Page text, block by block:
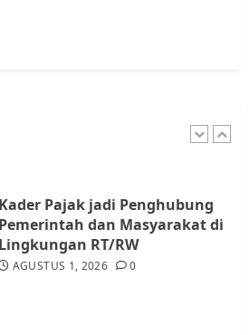
Kader Pajak jadi Penghubung
Pemerintah dan Masyarakat di
Lingkungan RT/RW
AGUSTUS 1, 2026 0